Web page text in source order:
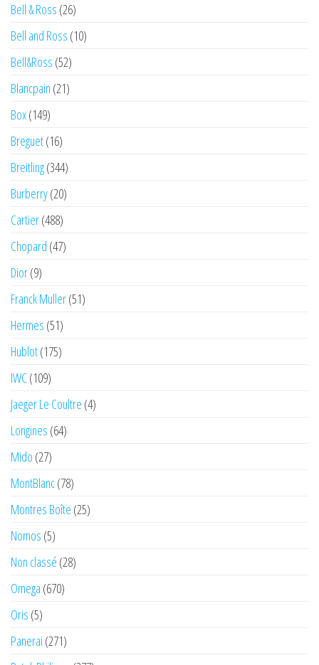
Bell & Ross (26)
Bell and Ross (10)
Bell&Ross (52)
Blancpain (21)
Box(149)
Breguet(16)
Breitling(344)
Burberry(20)
Cartier(488)
Chopard (47)
Dior(9)
Franck Muller(51)
Hermes (51)
Hublot(175)
IWC(109)
Jaeger Le Coultre (4)
Longines (64)
Mido (27)
MontBlanc(78)
Montres Boîte (25)
Nomos (5)
Non classé (28)
Omega (670)
Oris (5)
Panerai (271)